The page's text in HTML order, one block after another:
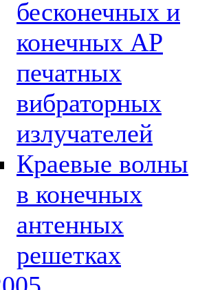
бесконечных и
конечных АР
печатных
вибраторных
излучателей
Краевые волны
в конечных
антенных
решетках